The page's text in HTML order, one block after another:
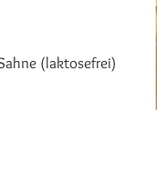
(laktosefrei)